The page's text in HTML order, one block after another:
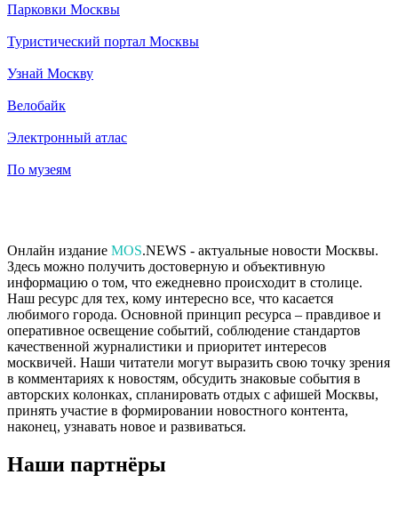
Парковки Москвы
Туристический портал Москвы
Узнай Москву
Велобайк
Электронный атлас
По музеям
Онлайн издание MOS.NEWS - актуальные новости Москвы.
Здесь можно получить достоверную и объективную
информацию о том, что ежедневно происходит в столице.
Наш ресурс для тех, кому интересно все, что касается
любимого города. Основной принцип ресурса – правдивое и
оперативное освещение событий, соблюдение стандартов
качественной журналистики и приоритет интересов
москвичей. Наши читатели могут выразить свою точку зрения
в комментариях к новостям, обсудить знаковые события в
авторских колонках, спланировать отдых с афишей Москвы,
принять участие в формировании новостного контента,
наконец, узнавать новое и развиваться.
Наши партнёры